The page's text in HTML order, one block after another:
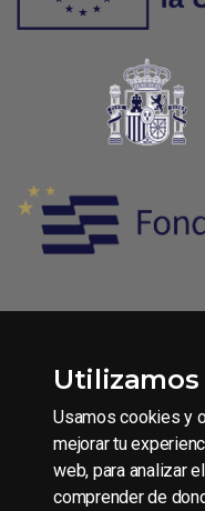
Condiciones
Usamos cookies y
mejorar tu
web, para analizar
comprender de